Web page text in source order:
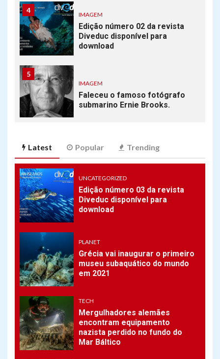
4
IMAGEM
Edição número 02 da revista
Diveduc disponível para
download
5
IMAGEM
Faleceu o famoso fotógrafo
submarino Ernie Brooks.
Eslovena Alenka Artnik
quebra recorde mundial de
7
PLANET
1
UNCATEGORIZED
download
2
PLANET
Grécia vai inaugurar o
Latest Popular Trending
UNCATEGORIZED
Edição número 03 da revista
Diveduc disponível para
download
PLANET
Grécia vai inaugurar o primeiro
museu subaquático do mundo
em 2021
TECH
Mergulhadores alemães
encontram equipamento
nazista perdido no fundo do
Mar Báltico